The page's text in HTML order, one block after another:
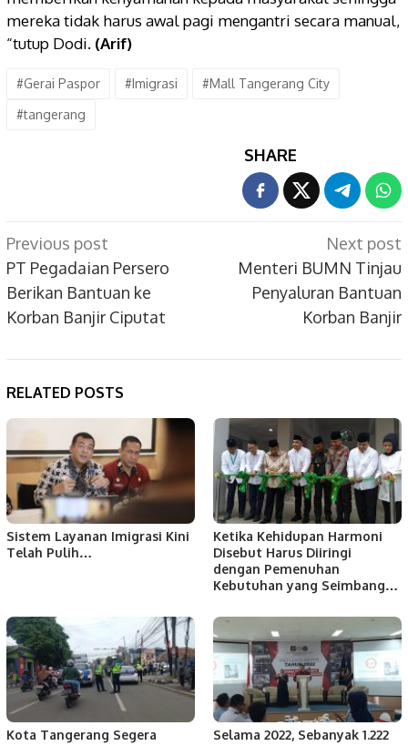
mereka tidak harus awal pagi mengantri secara manual,
“tutup Dodi. (Arif)
#Gerai Paspor #Imigrasi
#Mall Tangerang City
#tangerang
SHARE
Post
navigation
Previous post
PT Pegadaian Persero
Berikan Bantuan ke
Korban Banjir Ciputat
Next post
Menteri BUMN Tinjau
Penyaluran Bantuan
Korban Banjir
RELATED POSTS
Sistem Layanan Imigrasi Kini
Telah Pulih…
Ketika Kehidupan Harmoni
Disebut Harus Diiringi
dengan Pemenuhan
Kebutuhan yang Seimbang…
Kota Tangerang Segera
Selama 2022, Sebanyak 1.222